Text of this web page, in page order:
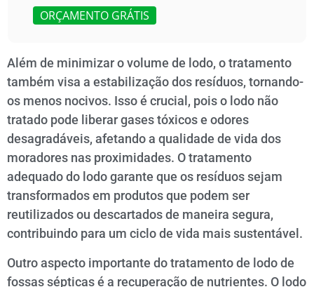
ORÇAMENTO GRÁTIS
Além de minimizar o volume de lodo, o tratamento
também visa a estabilização dos resíduos, tornando-
os menos nocivos. Isso é crucial, pois o lodo não
tratado pode liberar gases tóxicos e odores
desagradáveis, afetando a qualidade de vida dos
moradores nas proximidades. O tratamento
adequado do lodo garante que os resíduos sejam
transformados em produtos que podem ser
reutilizados ou descartados de maneira segura,
contribuindo para um ciclo de vida mais sustentável.
Outro aspecto importante do tratamento de lodo de
fossas sépticas é a recuperação de nutrientes. O lodo